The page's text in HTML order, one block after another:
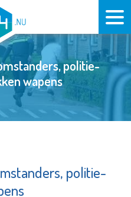
politie-
wapens
politie-